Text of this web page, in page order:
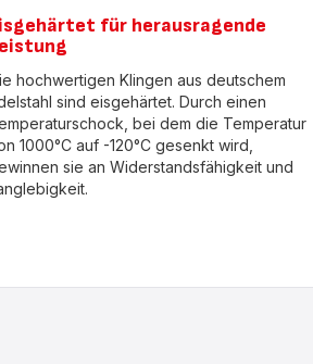
für herausragende
hochwertigen Klingen aus deutschem
sind eisgehärtet. Durch einen
bei dem die Temperatur
1000°C auf -120°C gesenkt wird,
sie an Widerstandsfähigkeit und